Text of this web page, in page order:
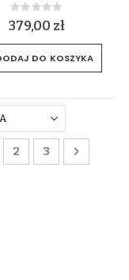
Rating:
0%
379,00 zł
DO KOSZYKA
czytasz
Strona
2 Strona
3 Strona
Dalej